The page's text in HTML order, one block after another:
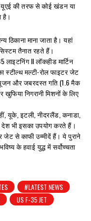
यूएई की तरफ से कोई खंडन या
है।
माना जाता है। यहां
तैनात रहते हैं।
II लॉकहीड मार्टिन
का स्टील्थ मल्टी-रोल फाइटर जेट
और जबरदस्त गति (1.6 मैक
निगरानी मिशनों के लिए
यूके, इटली, नीदरलैंड, कनाडा,
भी इसका उपयोग करते हैं।
से काफी उम्मीदें हैं। ये पुराने
के हवाई युद्ध में सर्वोच्चता
#LATEST NEWS
US F-35 JET